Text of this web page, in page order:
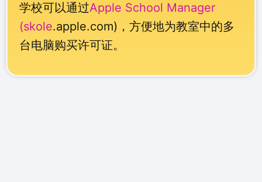
学校可以通过Apple School Manager
(skole.apple.com)，方便地为教室中的多
台电脑购买许可证。